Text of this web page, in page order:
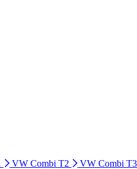
VW Combi T2 VW Combi T3